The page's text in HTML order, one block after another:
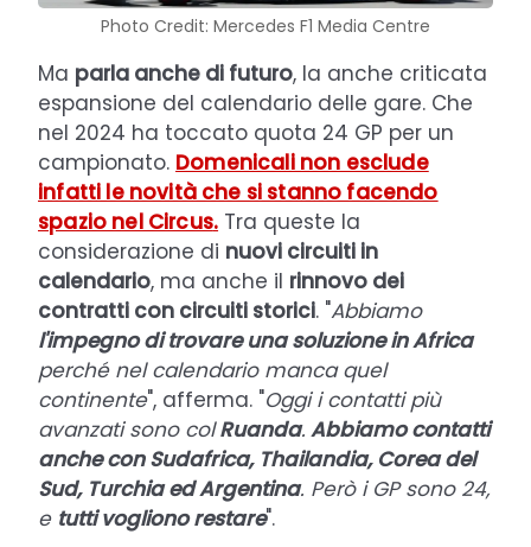
Photo Credit: Mercedes F1 Media Centre
Ma parla anche di futuro, la anche criticata
espansione del calendario delle gare. Che
nel 2024 ha toccato quota 24 GP per un
campionato. Domenicali non esclude
infatti le novità che si stanno facendo
spazio nel Circus. Tra queste la
considerazione di nuovi circuiti in
calendario, ma anche il rinnovo dei
contratti con circuiti storici. "Abbiamo
l'impegno di trovare una soluzione in Africa
perché nel calendario manca quel
continente", afferma. "Oggi i contatti più
avanzati sono colRuanda. Abbiamo contatti
anche con Sudafrica, Thailandia, Corea del
Sud, Turchia ed Argentina. Però i GP sono 24,
e tutti vogliono restare".